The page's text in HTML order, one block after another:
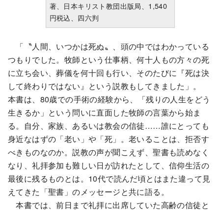
著、日本キリスト教団出版局、1,540
円税込、四六判
「〝人間、いつかは死ぬ〟、頭の中ではわかっている
つもりでした。牧師という仕事柄、何十人もの方々の死
に立ち会い、葬儀を何十回も行い、そのたびに『死は決
して終わりではない』という説教もしてきました」。
本書は、80歳での手術の経験から、「残りの人生をどう
生きるか」という問いに直面した牧師の言葉から始ま
る。自分、家族、あるいは教会の信徒……誰にとっても
身近なはずの「老い」や「死」。老いることは、拒否す
べきものなのか。説教の声が聞こえず、聖書も読めなく
なり、礼拝参加も難しい日が訪れたとして、信仰生活の
最後に残るものとは。10代で読んだ頃とはまた違って見
えてきた「聖書」のメッセージと共に語る。
本書では、前日まで礼拝に出席していた高齢の信徒と